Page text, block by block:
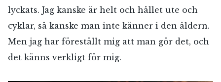
lyckats. Jag kanske är helt och hållet ute och
cyklar, så kanske man inte känner i den åldern.
Men jag har föreställt mig att man gör det, och
det känns verkligt för mig.